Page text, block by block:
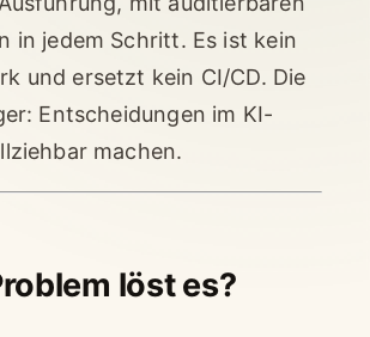
in jedem Schritt. Es ist kein
und ersetzt kein CI/CD. Die
Entscheidungen im KI-
machen.
löst es?